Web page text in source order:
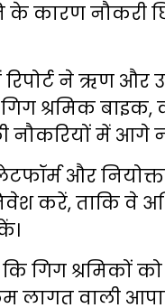
कारण नौकरी
ने ऋण और
श्रमिक
में आगे
और
करें, ताकि वे
कि गिग श्रमिकों
लागत वाली